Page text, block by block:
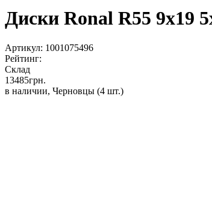
Диски Ronal R55 9x19
Артикул: 1001075496
Рейтинг:
Склад
13485грн.
в наличии, Черновцы (4 шт.)